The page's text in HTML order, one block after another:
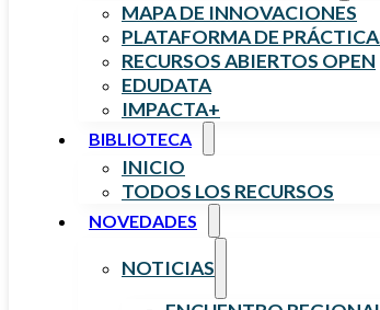
MAPA DE INNOVACIONES
PLATAFORMA DE
RECURSOS ABIERTOS OPEN
EDUDATA
IMPACTA+
BIBLIOTECA
INICIO
TODOS LOS RECURSOS
NOVEDADES
NOTICIAS